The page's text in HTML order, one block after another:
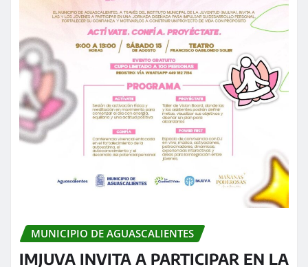
MUNICIPIO DE AGUASCALIENTES
IMJUVA INVITA A PARTICIPAR EN LA